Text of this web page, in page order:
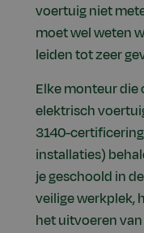
voertuig niet
moet wel weten
leiden tot zeer
Elke monteur
elektrisch
3140-
installaties)
je geschoold in
veilige werkplek,
het uitvoeren